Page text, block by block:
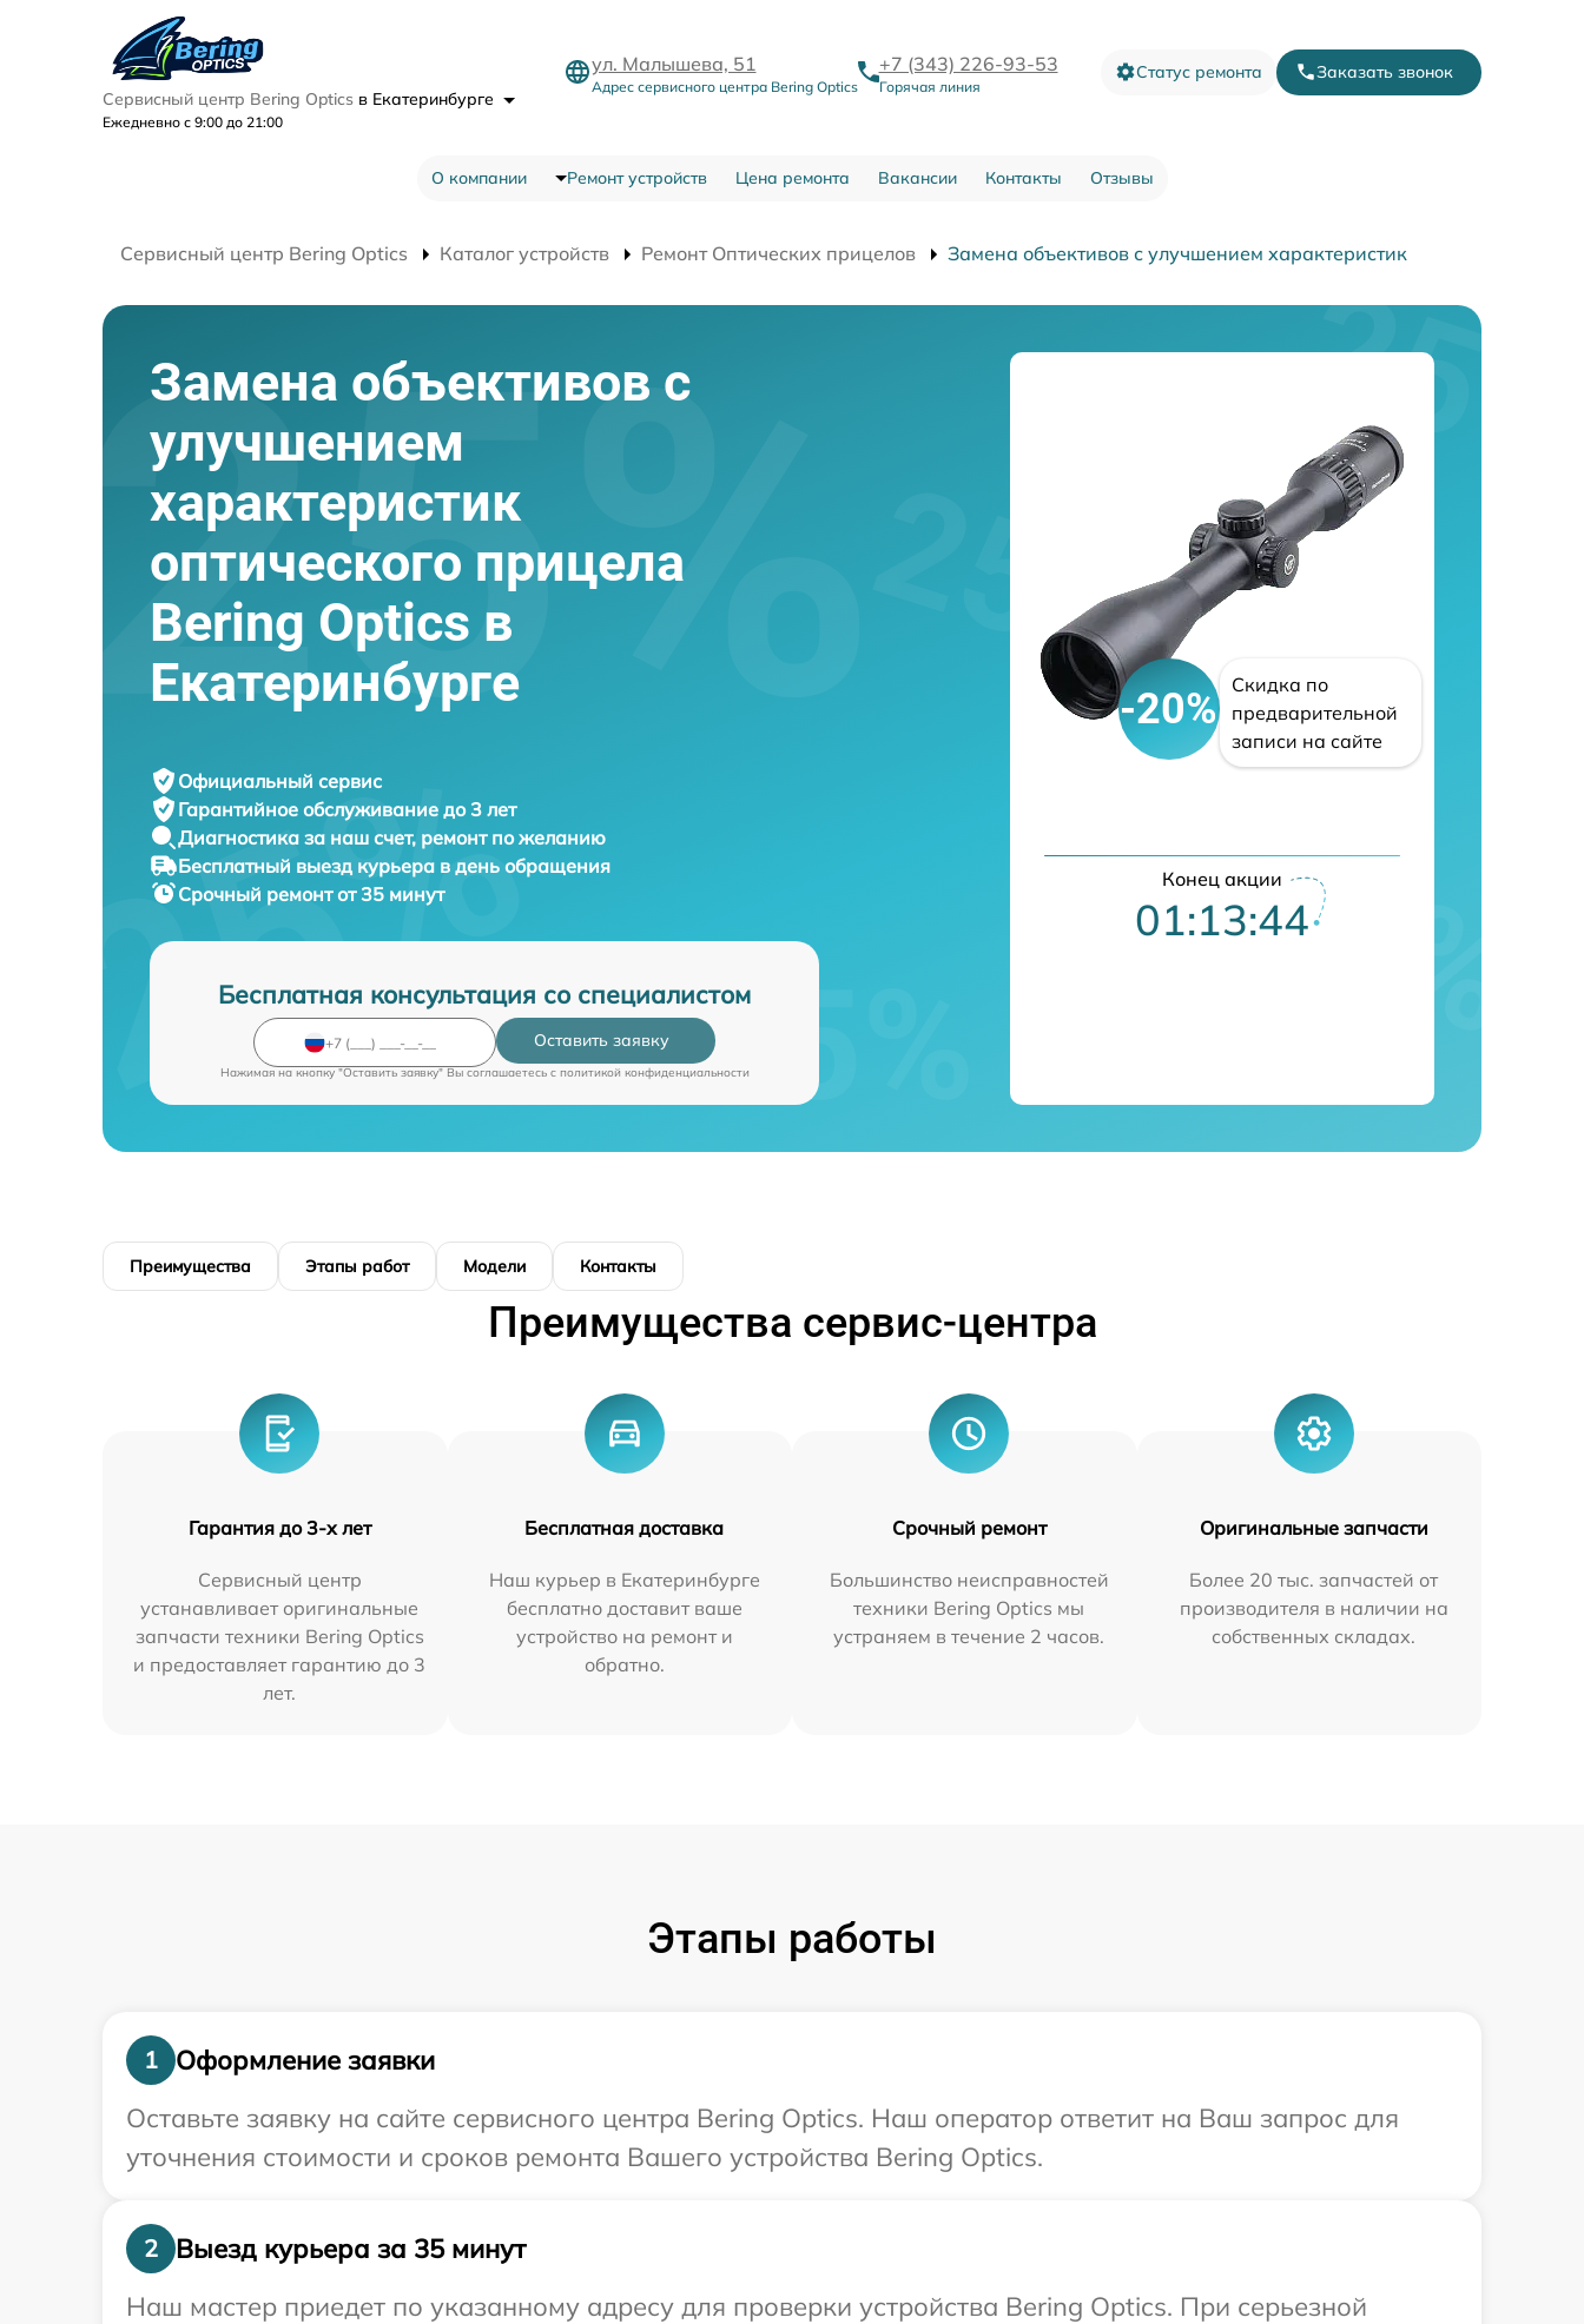
Сервисный центр Bering Optics в Екатеринбурге
Ежедневно с 9:00 до 21:00
ул. Малышева, 51
Адрес сервисного центра Bering Optics
+7 (343) 226-93-53
Горячая линия
Статус ремонта Заказать звонок
О компании Ремонт устройств Цена ремонта Вакансии Контакты Отзывы
Сервисный центр Bering Optics Каталог устройств Ремонт Оптических прицелов Замена объективов с улучшением характеристик
Замена объективов с
улучшением
характеристик
оптического прицела
Bering Optics в
Екатеринбурге
Официальный сервис
Гарантийное обслуживание до 3 лет
Диагностика за наш счет, ремонт по желанию
Бесплатный выезд курьера в день обращения
Срочный ремонтот 35 минут
Бесплатная консультация со специалистом
Оставить заявку
Нажимая на кнопку "Оставить заявку" Вы соглашаетесь c политикой конфиденциальности
-20%
Скидка по
предварительной
записи на сайте
Конец акции
01:13:43
Преимущества Этапы работ Модели Контакты
Преимущества сервис-центра
Гарантия до 3-х лет
Сервисный центр
устанавливает оригинальные
запчасти техники Bering Optics
и предоставляет гарантию до 3
лет.
Бесплатная доставка
Наш курьер в Екатеринбурге
бесплатно доставит ваше
устройство на ремонт и
обратно.
Срочный ремонт
Большинство неисправностей
техники Bering Optics мы
устраняем в течение 2 часов.
Оригинальные запчасти
Более 20 тыс. запчастей от
производителя в наличии на
собственных складах.
Этапы работы
1
Оформление заявки
Оставьте заявку на сайте сервисного центра Bering Optics. Наш оператор ответит на Ваш запрос для
уточнения стоимости и сроков ремонта Вашего устройства Bering Optics.
2
Выезд курьера за 35 минут
Наш мастер приедет по указанному адресу для проверки устройства Bering Optics. При серьезной